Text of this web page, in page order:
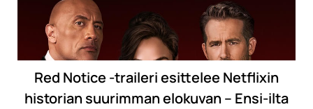
Red Notice -traileri esittelee Netflixin
historian suurimman elokuvan – Ensi-ilta